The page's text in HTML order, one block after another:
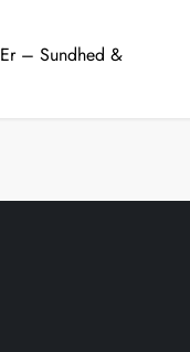
– Sundhed &